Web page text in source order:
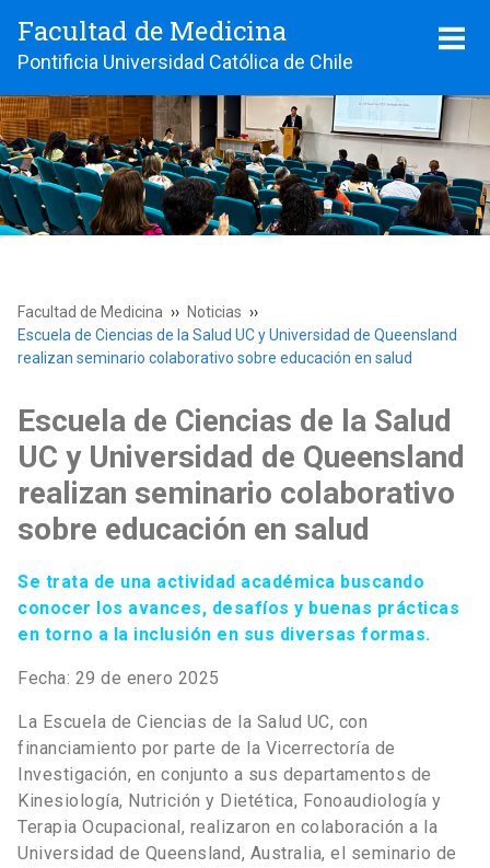
Facultad de Medicina
Pontificia Universidad Católica de Chile
Facultad de Medicina
Noticias
Escuela de Ciencias de la Salud UC y Universidad de Queensland
realizan seminario colaborativo sobre educación en salud
Escuela de Ciencias de la Salud
UC y Universidad de Queensland
realizan seminario colaborativo
sobre educación en salud
Se trata de una actividad académica buscando
conocer los avances, desafíos y buenas prácticas
en torno a la inclusión en sus diversas formas.
Fecha: 29 de enero 2025
La Escuela de Ciencias de la Salud UC, con
financiamiento por parte de la Vicerrectoría de
Investigación, en conjunto a sus departamentos de
Kinesiología, Nutrición y Dietética, Fonoaudiología y
Terapia Ocupacional, realizaron en colaboración a la
Universidad de Queensland, Australia, el seminario de